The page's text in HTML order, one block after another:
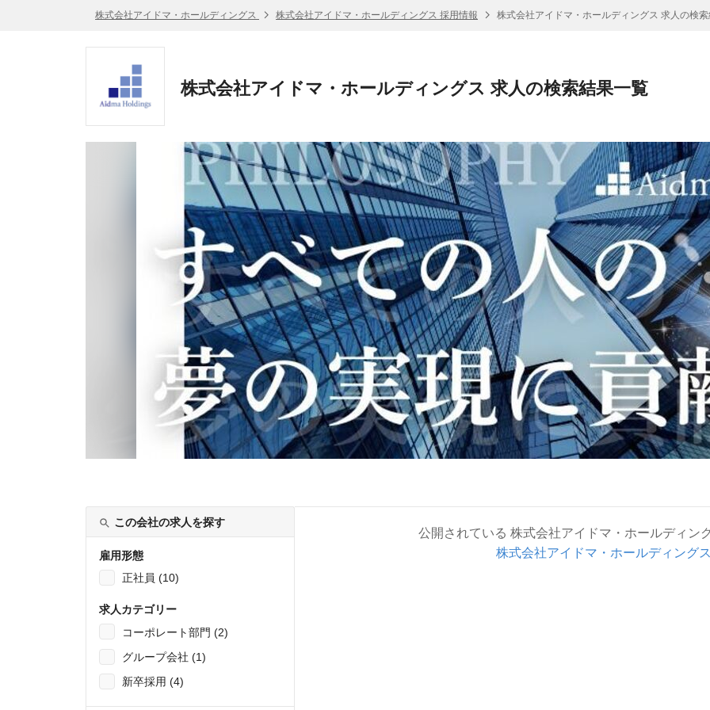
株式会社アイドマ・ホールディングス 株式会社アイドマ・ホールディングス 採用情報 株式会社アイドマ・ホールディングス 求人の検
株式会社アイドマ・ホールディングス 求人の検索結果一覧
この会社の求人を探す
雇用形態
正社員 (10)
求人カテゴリー
コーポレート部門 (2)
グループ会社 (1)
新卒採用 (4)
公開されている 株式会社アイドマ・ホールディン
株式会社アイドマ・ホールディング